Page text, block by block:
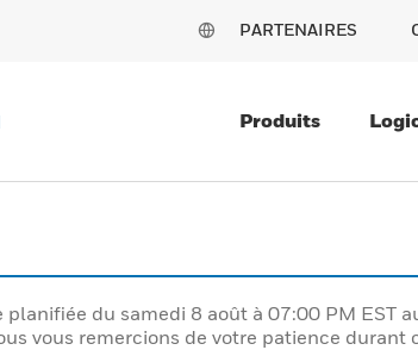
PARTENAIRES
Produits
du samedi 8 août à 07:00 PM EST
vous remercions de votre patience durant